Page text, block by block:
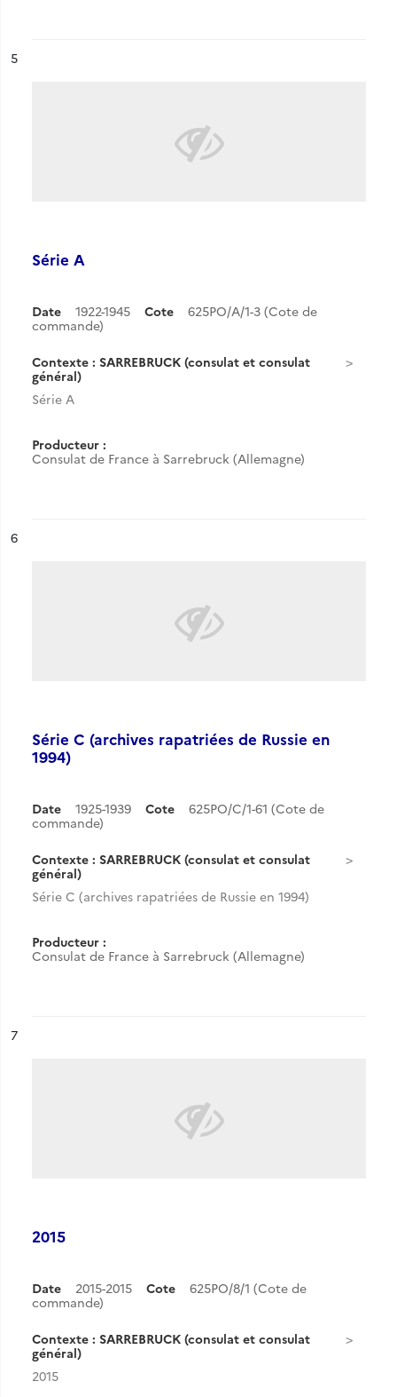
n°
5
Série A
Date 1922-1945 Cote
625PO/A/1-3 (Cote de
commande)
Contexte : SARREBRUCK (consulat et consulat
général)
Série A
Producteur :
Consulat de France à Sarrebruck (Allemagne)
n°
6
Série C (archives rapatriées de Russie en
1994)
Date 1925-1939 Cote
625PO/C/1-61 (Cote de
commande)
Contexte : SARREBRUCK (consulat et consulat
général)
Série C (archives rapatriées de Russie en 1994)
Producteur :
Consulat de France à Sarrebruck (Allemagne)
n°
7
2015
Date 2015-2015 Cote
625PO/8/1 (Cote de
commande)
Contexte : SARREBRUCK (consulat et consulat
général)
2015